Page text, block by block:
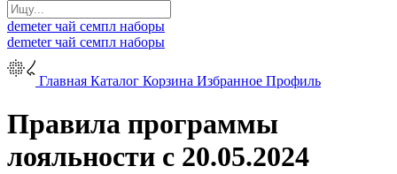
demeterчай семпл наборы
demeterчай семпл наборы
Главная Каталог Корзина Избранное Профиль
Правила программы
лояльности с 20.05.2024